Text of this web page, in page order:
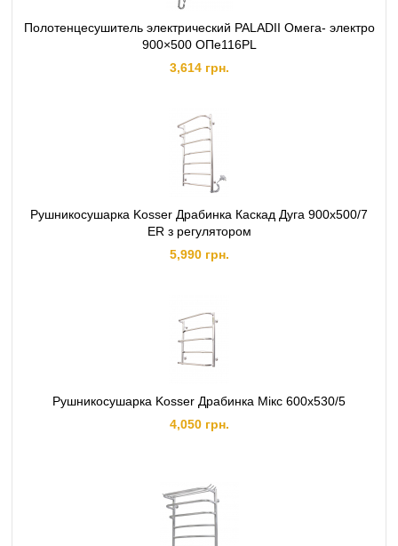
Полотенцесушитель электрический PALADII Омега- электро
900×500 ОПе116РL
3,614 грн.
Рушникосушарка Kosser Драбинка Каскад Дуга 900х500/7
ER з регулятором
5,990 грн.
Рушникосушарка Kosser Драбинка Мiкс 600х530/5
4,050 грн.